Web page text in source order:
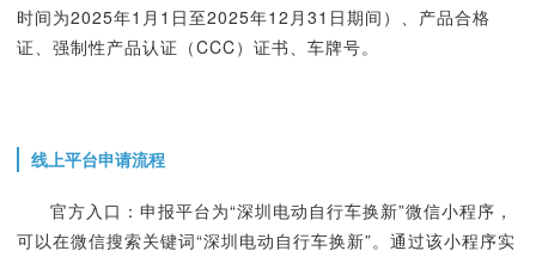
时间为2025年1月1日至2025年12月31日期间）、产品合格
证、强制性产品认证（CCC）证书、车牌号。
线上平台申请流程
官方入口：申报平台为“深圳电动自行车换新”微信小程序，
可以在微信搜索关键词“深圳电动自行车换新”。通过该小程序实